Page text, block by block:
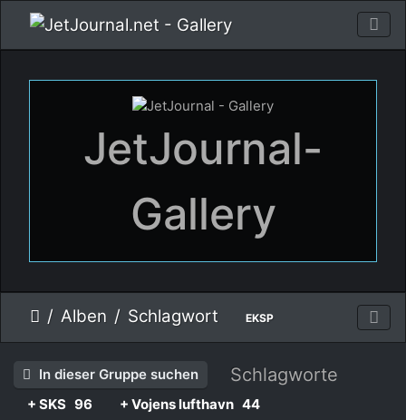
JetJournal-
Gallery
Alben Schlagwort EKSP
In dieser Gruppe suchen Schlagworte
+ SKS 96 + Vojens lufthavn 44